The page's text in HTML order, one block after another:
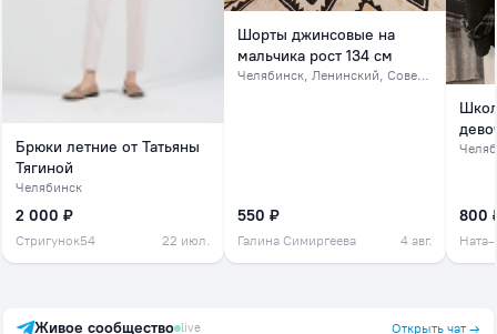
Брюки летние от Татьяны
Тягиной
Челябинск
2 000 ₽
Стригунок54 22 июл.
Шорты джинсовые на
мальчика рост 134 см
Челябинск, Ленинский, Советский, северок
550 ₽
Галина Симиргеева 4 авг.
800
Ната-
Живое сообщество live Открыть чат →